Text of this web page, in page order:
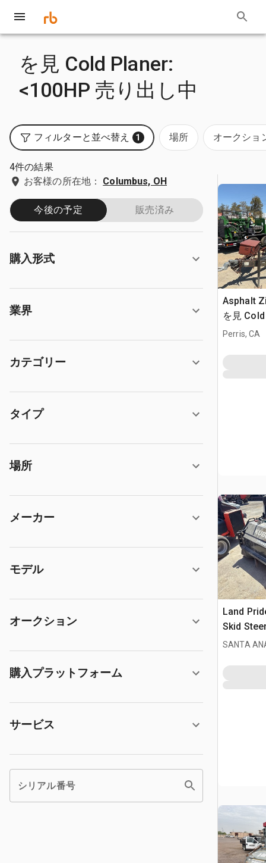
を見 Cold Planer:
<100HP 売り出し中
フィルターと並べ替え 1 場所 オークショ
4件の結果
お客様の所在地：
Columbus, OH
今後の予定 販売済み
購入形式
業界
カテゴリー
タイプ
場所
メーカー
モデル
オークション
購入プラットフォーム
サービス
シリアル番号
Asphalt
を見
Loader
Perris, CA
Land
Skid
SANTA